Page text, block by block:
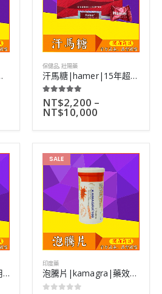
最佳選擇|4粒
保健品,壯陽藥
汗馬糖|hamer|15年超長研製|運動員補充精力首選|30粒裝
5.00 out of 5
NT$2,200 –
NT$10,000
法國綠騎士持久液|外用延時噴劑|有效延時吸收快|10ml
SALE
印度藥
泡騰片|kamagra|藥效見效快|治療陽痿效果非常好|100mg/粒